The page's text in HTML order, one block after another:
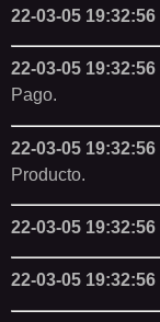
22-03-05 19:32:56
22-03-05 19:32:56
Pago.
22-03-05 19:32:56
Producto.
22-03-05 19:32:56
22-03-05 19:32:56